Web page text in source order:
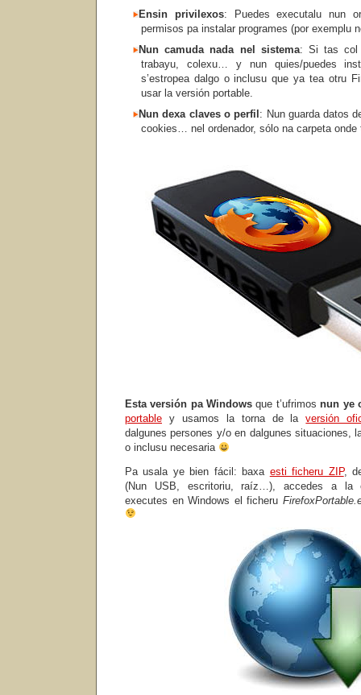
Ensin privilexos: Puedes executalu nun
permisos pa instalar programes (por exemplu
Nun camuda nada nel sistema: Si tas col
trabayu, colexu… y nun quies/puedes
s’estropea dalgo o inclusu que ya tea otru
usar la versión portable.
Nun dexa claves o perfil : Nun guarda datos
cookies… nel ordenador, sólo na carpeta
Esta versión pa Windowsque t’ufrimos nun ye
portable y usamos la torna de laversión
dalgunes persones y/o en dalgunes situaciones,
o inclusu necesaria
Pa usala ye bien fácil: baxa esti ficheru ZIP,
(Nun USB, escritoriu, raíz…), accedes a la
executes en Windows el ficheru